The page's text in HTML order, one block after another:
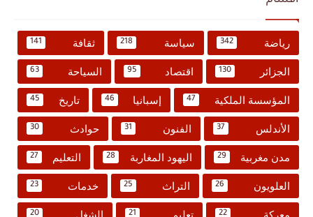
رياضة 342 سياسة 218 ثقافة 141
الجزائر 130 اقتصاد 95 السياحة 63
المؤسسة الملكية 47 إسبانيا 46 تاريخ 45
الأندلس 37 الفنون 31 حوادث 30
مدن مغربية 29 اليهود المغاربة 28 التعليم 27
العلويون 26 التراث 25 خدمات 23
معركة 22 تعليم 21 الشغل 20